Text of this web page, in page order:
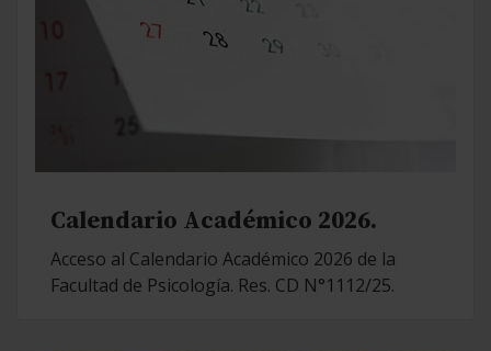
Calendario Académico 2026.
Acceso al Calendario Académico 2026 de la
Facultad de Psicología. Res. CD N°1112/25.